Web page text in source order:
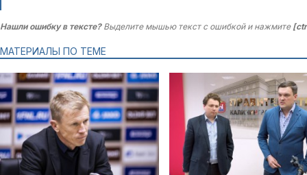
Нашли ошибку в тексте?Выделите мышью текст с ошибкой и нажмите
МАТЕРИАЛЫ ПО ТЕМЕ